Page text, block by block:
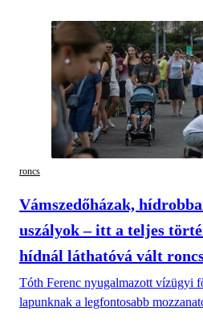
roncs
Vámszedőházak,
uszályok – itt a teljes
hídnál láthatóvá vált
Tóth Ferenc nyugalmazott vízügyi
lapunknak a legfontosabb